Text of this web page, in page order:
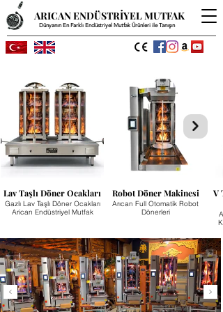
Dünyanın En Farklı Endüstriyel Mutfak Ürünleri ile Tanışın
ARICAN ENDÜSTRİYEL MUTFAK
Lav Taşlı Döner Ocakları
Gazlı Lav Taşlı Döner Ocakları
Arican Endüstriyel Mutfak
Robot Döner Makinesi
Arıcan Full Otomatik Robot
Dönerleri
V